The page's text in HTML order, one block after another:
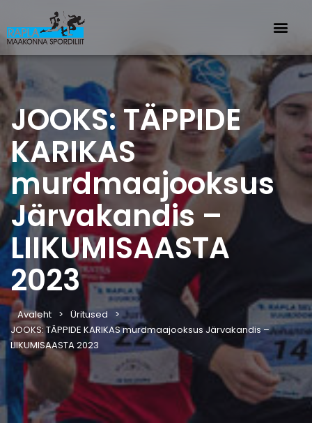
JOOKS: TÄPPIDE
KARIKAS
murdmaajooksus
Järvakandis –
LIIKUMISAASTA
2023
Avaleht
Üritused
JOOKS: TÄPPIDE KARIKAS murdmaajooksus Järvakandis –
LIIKUMISAASTA 2023